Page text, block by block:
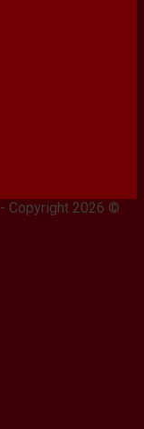
- Copyright 2026 ©